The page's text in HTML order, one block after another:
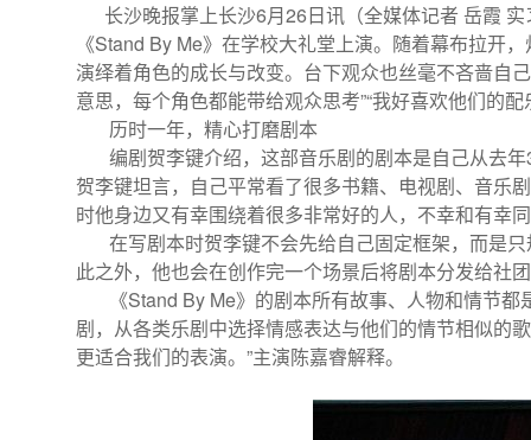
长沙晚报掌上长沙6月26日讯（全媒体记者 岳霞
《Stand By Me》在学校大礼堂上演。随着幕布拉开
演绎着角色的成长与改变。台下观众也丝毫不吝啬自
意思，每个角色都能带给观众思考”“我好喜欢他们的
历时一年，精心打磨剧本
编剧贺李键介绍，这部音乐剧的剧本是自己从去年
贺李键坦言，自己平常看了很多书籍、电视剧、音乐
时他身边又有幸围绕着很多非常好的人，不幸和有幸
在写剧本时贺李键不会先给自己固定框架，而是只
此之外，他也会在创作完一个场景后将剧本分发给社
《Stand By Me》的剧本所有故事、人物和情节都
剧，从各类乐剧中选择情感表达与他们的情节相似的
更适合我们的表演。”主演陈嘉睿解释。